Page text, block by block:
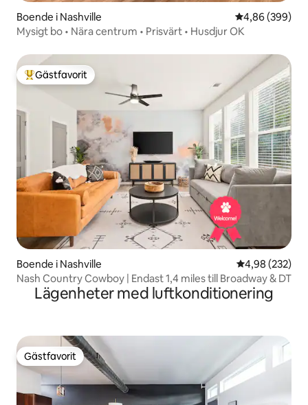
Boende i Nashville 4,86 av 5 i
4,86 (399)
Mysigt bo • Nära centrum • Prisvärt • Husdjur OK
Populär gästfavorit
Gästfavorit
Boende i Nashville 4,98 av 5 i
4,98 (232)
Nash Country Cowboy | Endast 1,4 miles till Broadway & DT
Lägenheter med luftkonditionering
Gästfavorit
Gästfavorit